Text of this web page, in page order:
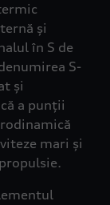
și
în S de
S-
și
a punții
mari și